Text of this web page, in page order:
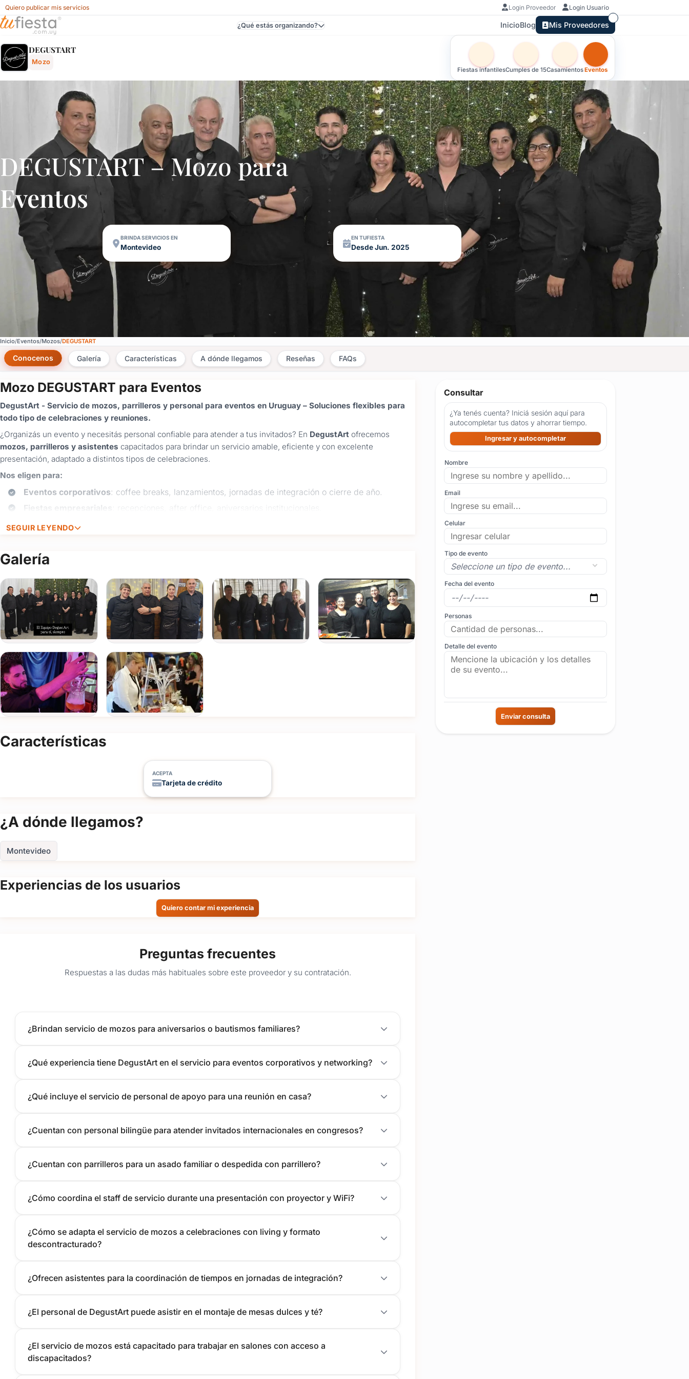
Quiero publicar mis servicios Login Proveedor Login Usuario
¿Qué estás organizando? InicioBlog Mis Proveedores
DEGUSTART
Mozo
Otras versiones de esta ficha por tipo de festejo
Fiestas infantilesCumples de 15CasamientosEventos
DEGUSTART – Mozo para
Eventos
BRINDA SERVICIOS EN
Montevideo
EN TUFIESTA
Desde Jun. 2025
Inicio Eventos Mozos DEGUSTART
Conocenos Galería Características A dónde llegamos Reseñas FAQs
Mozo DEGUSTART para Eventos
DegustArt - Servicio de mozos, parrilleros y personal para eventos en Uruguay – Soluciones flexibles para
todo tipo de celebraciones y reuniones.
¿Organizás un evento y necesitás personal confiable para atender a tus invitados? En DegustArt ofrecemos
mozos, parrilleros y asistentes capacitados para brindar un servicio amable, eficiente y con excelente
presentación, adaptado a distintos tipos de celebraciones.
Nos eligen para:
Eventos corporativos: coffee breaks, lanzamientos, jornadas de integración o cierre de año.
Fiestas empresariales
: recepciones, after office, aniversarios institucionales.
Celebraciones sociales
¿Qué incluye nuestro servicio?
Mozos/aspara servicio de mesa, barra o recepción.
Parrillerospara eventos con asado, pizzetas o estaciones de comida.
Personal de apoyo para control de tiempos, asistencia en cocina o reposición.
Opción de personal con manejo de idiomas(inglés o portugués), ideal para eventos con invitados
internacionales.
Nos adaptamos a la duración y dinámica de cada evento, desde brindis de 2 horas hasta fiestas de jornada
completa. Con la experiencia y el compromiso que ya conocés de DegustArt en servicio como
repostería y organización integral
.
Consultanos por WhatsApp o mediante el formularioy asegurá el equipo humano ideal para que tu evento se
desarrolle con fluidez, calidez y profesionalismo.
SEGUIR LEYENDO
Galería
Características
ACEPTA
Tarjeta de crédito
¿A dónde llegamos?
Montevideo
Experiencias de los usuarios
Quiero contar mi experiencia
Preguntas frecuentes
Respuestas a las dudas más habituales sobre este proveedor y su contratación.
¿Brindan servicio de mozos para aniversarios o bautismos familiares?
¿Qué experiencia tiene DegustArt en el servicio para eventos corporativos y networking?
¿Qué incluye el servicio de personal de apoyo para una reunión en casa?
¿Cuentan con personal bilingüe para atender invitados internacionales en congresos?
¿Cuentan con parrilleros para un asado familiar o despedida con parrillero?
¿Cómo coordina el staff de servicio durante una presentación con proyector y WiFi?
¿Cómo se adapta el servicio de mozos a celebraciones con living y formato
descontracturado?
¿Ofrecen asistentes para la coordinación de tiempos en jornadas de integración?
¿El personal de DegustArt puede asistir en el montaje de mesas dulces y té?
¿El servicio de mozos está capacitado para trabajar en salones con acceso a
discapacitados?
Consultar
¿Ya tenés cuenta? Iniciá sesión aquí para
autocompletar tus datos y ahorrar tiempo.
Ingresar y autocompletar
Nombre
Email
Celular
Tipo de evento
Fecha del evento
Personas
Detalle del evento
Enviar consulta